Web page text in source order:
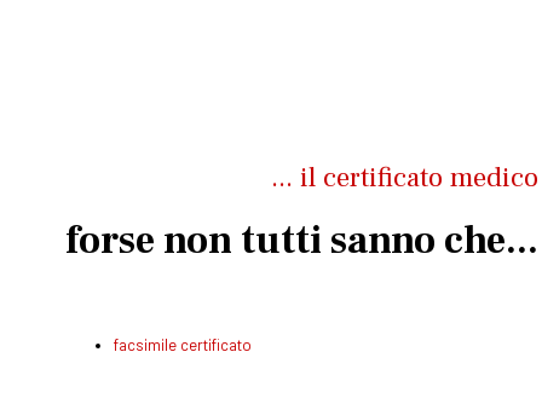
... il certificato
forse non tutti sanno che...
facsimile certificato